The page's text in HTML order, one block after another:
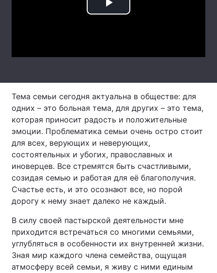
Наука
Цікавинки Погода
Екологія Регіони
Лонгріди
Відео з Youtube Статті
Інтерв'ю Думки
Контакти
Послуги
Play
Тема семьи сегодня актуальна в обществе: для
одних – это больная тема, для других – это тема,
которая приносит радость и положительные
эмоции. Проблематика семьи очень остро стоит
для всех, верующих и неверующих,
состоятельных и убогих, православных и
иноверцев. Все стремятся быть счастливыми,
созидая семью и работая для её благополучия.
Счастье есть, и это осознают все, но порой
дорогу к нему знает далеко не каждый.
В силу своей пастырской деятельности мне
приходится встречаться со многими семьями,
углубляться в особенности их внутренней жизни.
Зная мир каждого члена семейства, ощущая
атмосферу всей семьи, я живу с ними единым